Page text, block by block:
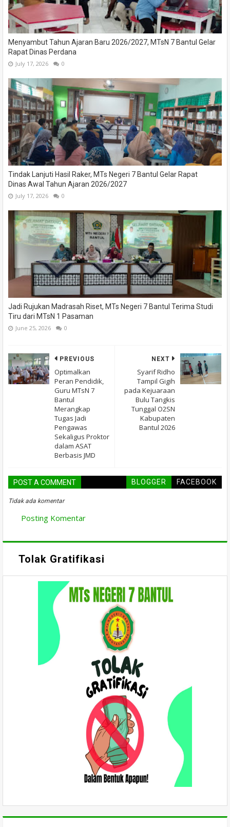
Menyambut Tahun Ajaran Baru 2026/2027, MTsN 7 Bantul Gelar
Rapat Dinas Perdana
July 17, 2026 0
Tindak Lanjuti Hasil Raker, MTs Negeri 7 Bantul Gelar Rapat
Dinas Awal Tahun Ajaran 2026/2027
July 17, 2026 0
Jadi Rujukan Madrasah Riset, MTs Negeri 7 Bantul Terima Studi
Tiru dari MTsN 1 Pasaman
June 25, 2026 0
NEXT
Syarif Ridho
Tampil Gigih
pada Kejuaraan
Bulu Tangkis
Tunggal O2SN
Kabupaten
Bantul 2026
PREVIOUS
Optimalkan
Peran Pendidik,
Guru MTsN 7
Bantul
Merangkap
Tugas Jadi
Pengawas
Sekaligus Proktor
dalam ASAT
Berbasis JMD
POST A COMMENT BLOGGER FACEBOOK
Tidak ada komentar
Posting Komentar
Tolak Gratifikasi